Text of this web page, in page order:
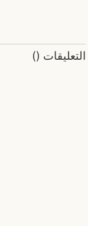
التعليقات (
)